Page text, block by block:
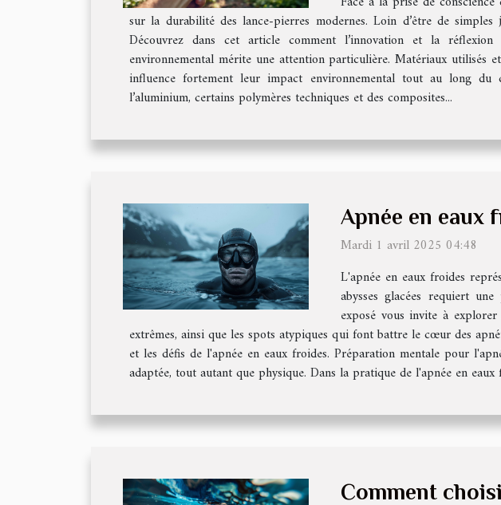
sur la durabilité des lance-pierres modernes. Loin d’être de
Découvrez dans cet article comment l’innovation et la
environnemental mérite une attention particulière. Matériaux utilisés
influence fortement leur impact environnemental tout au long du
l’aluminium, certains polymères techniques et des composites...
Apnée en eaux
Mardi 1 avril 2025 04:48
L'apnée en eaux froides
abysses glacées requiert
exposé vous invite à
extrêmes, ainsi que les spots atypiques qui font battre le cœur des
et les défis de l'apnée en eaux froides. Préparation mentale pour
adaptée, tout autant que physique. Dans la pratique de l'apnée en
Comment